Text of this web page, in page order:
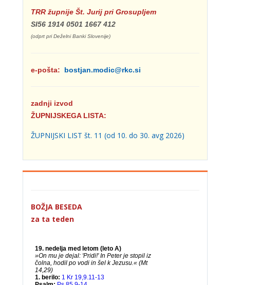
TRR župnije Št. Jurij pri Grosupljem
SI56 1914 0501 1667 412
(odprt pri Deželni Banki Slovenije)
e-pošta: bostjan.modic@rkc.si
zadnji izvod
ŽUPNIJSKEGA LISTA:
ŽUPNIJSKI LIST št. 11 (od 10. do 30. avg 2026)
BOŽJA BESEDA
za ta teden